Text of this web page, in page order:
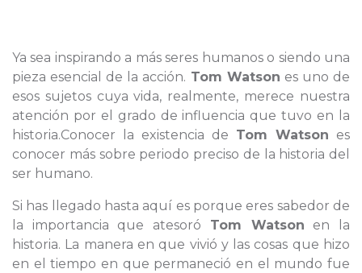
Ya sea inspirando a más seres humanos o siendo una
pieza esencial de la acción. Tom Watson es uno de
esos sujetos cuya vida, realmente, merece nuestra
atención por el grado de influencia que tuvo en la
historia.Conocer la existencia de Tom Watson es
conocer más sobre periodo preciso de la historia del
ser humano.
Si has llegado hasta aquí es porque eres sabedor de
la importancia que atesoró Tom Watson en la
historia. La manera en que vivió y las cosas que hizo
en el tiempo en que permaneció en el mundo fue